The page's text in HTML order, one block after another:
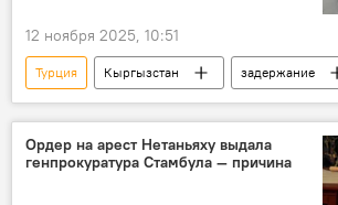
12 ноября 2025, 10:51
Турция Кыргызстан
задержание
мошенничество
ОПГ ГКНБ
Ордер на арест Нетаньяху выдала
генпрокуратура Стамбула — причина